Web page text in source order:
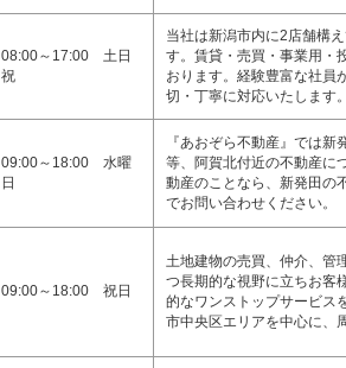
08:00～17:00 土日
祝
当社は新潟市内に2店舗構
す。賃貸・売買・事業用・
おります。経験豊富な社員
切・丁寧に対応いたします
09:00～18:00 水曜
日
『あおぞら不動産』では
等、阿賀北付近の不動産に
動産のことなら、新発田の
でお問い合わせください。
09:00～18:00 祝日
土地建物の売買、仲介、管
つ長期的な視野に立ちお客
的なワンストップサービス
市中央区エリアを中心に、